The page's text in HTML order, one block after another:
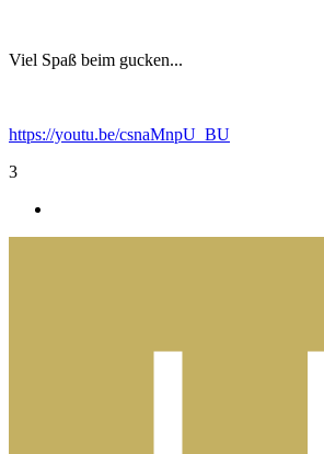
Viel Spaß beim gucken...
https://youtu.be/csnaMnpU_BU
3